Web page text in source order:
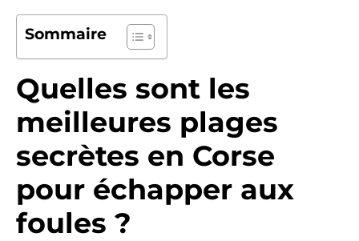
Sommaire
Quelles sont les
meilleures plages
secrètes en Corse
pour échapper aux
foules ?